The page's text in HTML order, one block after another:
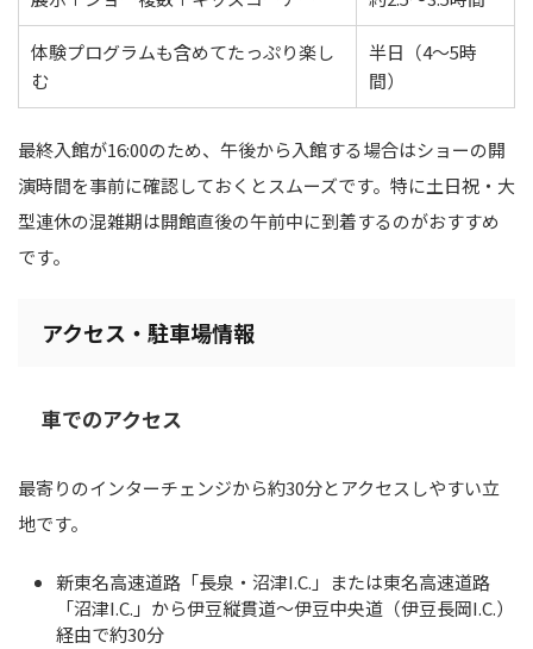
体験プログラムも含めてたっぷり楽し
む
半日（4〜5時
間）
最終入館が16:00のため、午後から入館する場合はショーの開
演時間を事前に確認しておくとスムーズです。特に土日祝・大
型連休の混雑期は開館直後の午前中に到着するのがおすすめ
です。
アクセス・駐車場情報
車でのアクセス
最寄りのインターチェンジから約30分とアクセスしやすい立
地です。
新東名高速道路「長泉・沼津I.C.」または東名高速道路
「沼津I.C.」から伊豆縦貫道〜伊豆中央道（伊豆長岡I.C.）
経由で約30分